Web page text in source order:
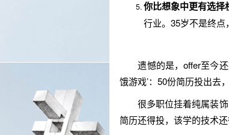
你比想象中更有选择
行业。35岁不是终
遗憾的是，offer至今还
饿游戏’：50份简历投出
很多职位挂着纯属装饰
简历还得投，该学的技术